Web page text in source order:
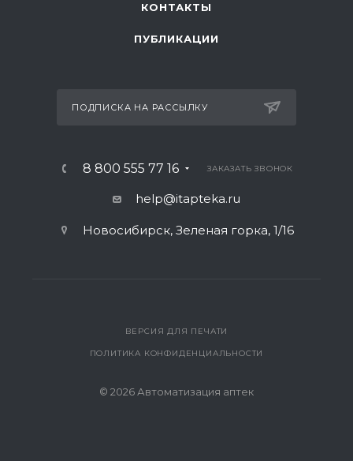
КОНТАКТЫ
ПУБЛИКАЦИИ
ПОДПИСКА НА РАССЫЛКУ
8 800 555 77 16 ЗАКАЗАТЬ ЗВОНОК
help@itapteka.ru
Новосибирск, Зеленая горка, 1/16
ВЕРСИЯ ДЛЯ ПЕЧАТИ
ПОЛИТИКА КОНФИДЕНЦИАЛЬНОСТИ
© 2026 Автоматизация аптек